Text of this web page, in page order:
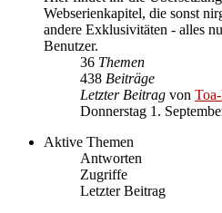
Webserienkapitel, die sonst
andere Exklusivitäten - alles
Benutzer.
36 Themen
438 Beiträge
Letzter Beitrag von
Donnerstag 1.
Aktive Themen
Antworten
Zugriffe
Letzter Beitrag